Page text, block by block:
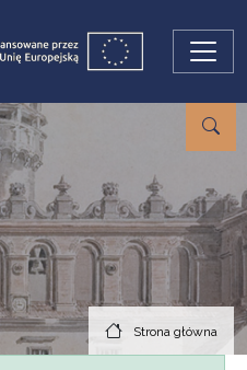
Strona główna